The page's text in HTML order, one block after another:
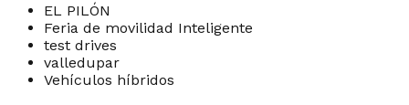
EL PILÓN
Feria de movilidad Inteligente
test drives
valledupar
Vehículos híbridos